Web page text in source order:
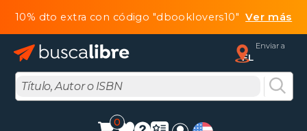
10% dto extra con código "dbooklovers10"Ver más
Enviar a
FL
0